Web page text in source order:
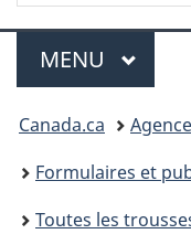
Menu
MENU
Vous
êtes
ici :
Canada.ca
Formulaires et
Toutes les